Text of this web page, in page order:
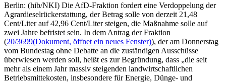
Berlin: (hib/NKI) Die AfD-Fraktion fordert eine Verdoppelung der
Agrardieselrückerstattung, der Betrag solle von derzeit 21,48
Cent/Liter auf 42,96 Cent/Liter steigen, die Maßnahme solle auf
zwei Jahre befristet sein. In dem Antrag der Fraktion
(20/3699(Dokument, öffnet ein neues Fenster)), der am Donnerstag
vom Bundestag ohne Debatte an die zuständigen Ausschüsse
überwiesen werden soll, heißt es zur Begründung, dass „die seit
mehr als einem Jahr massiv steigenden landwirtschaftlichen
Betriebsmittekosten, insbesondere für Energie, Dünge- und